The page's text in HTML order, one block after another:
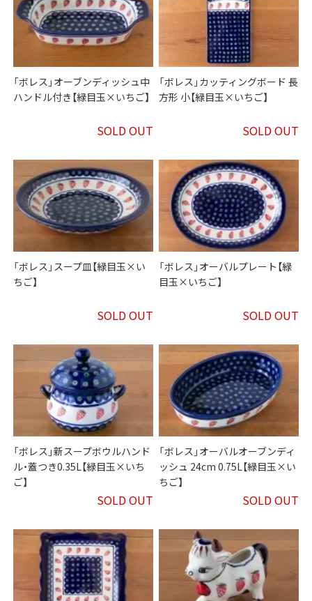
「ボレス」オーブンディッシュ中
ハンドル付き【緑目玉×いちご】
SOLD OUT
「ボレス」カッティングボード 長
方形 小【緑目玉×いちご】
SOLD OUT
「ボレス」スープ皿【緑目玉×い
ちご】
SOLD OUT
「ボレス」オーバルプレート【緑
目玉×いちご】
SOLD OUT
「ボレス」新スープボウルハンド
ル・蓋つき0.35L【緑目玉×いち
ご】
SOLD OUT
「ボレス」オーバルオーブンディ
ッシュ 24cm 0.75L【緑目玉×い
ちご】
SOLD OUT